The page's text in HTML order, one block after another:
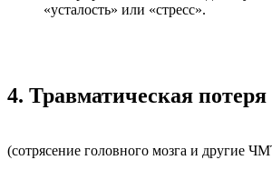
«усталость» или «стресс».
4. Травматическая потеря
(сотрясение головного мозга и другие